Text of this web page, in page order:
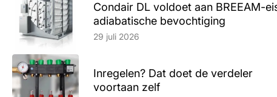
Condair DL voldoet aan BREEAM-
adiabatische bevochtiging
Lees artikel
29 juli 2026
Inregelen? Dat doet de verdeler
voortaan zelf
Lees artikel